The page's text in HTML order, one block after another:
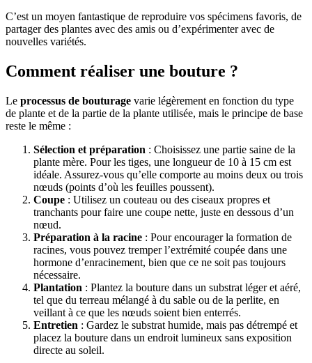
C’est un moyen fantastique de reproduire vos spécimens favoris, de
partager des plantes avec des amis ou d’expérimenter avec de
nouvelles variétés.
Comment réaliser une bouture ?
Le processus de bouturage varie légèrement en fonction du type
de plante et de la partie de la plante utilisée, mais le principe de base
reste le même :
Sélection et préparation : Choisissez une partie saine de la
plante mère. Pour les tiges, une longueur de 10 à 15 cm est
idéale. Assurez-vous qu’elle comporte au moins deux ou trois
nœuds (points d’où les feuilles poussent).
Coupe : Utilisez un couteau ou des ciseaux propres et
tranchants pour faire une coupe nette, juste en dessous d’un
nœud.
Préparation à la racine : Pour encourager la formation de
racines, vous pouvez tremper l’extrémité coupée dans une
hormone d’enracinement, bien que ce ne soit pas toujours
nécessaire.
Plantation : Plantez la bouture dans un substrat léger et aéré,
tel que du terreau mélangé à du sable ou de la perlite, en
veillant à ce que les nœuds soient bien enterrés.
Entretien : Gardez le substrat humide, mais pas détrempé et
placez la bouture dans un endroit lumineux sans exposition
directe au soleil.